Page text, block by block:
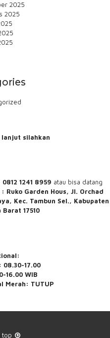
2025
2025
silahkan
1241 8959 atau bisa datang
Ruko Garden Hous, Jl. Orchad
Kec. Tambun Sel., Kabupaten
17510
08.30-17.00
16.00 WIB
Merah: TUTUP
top